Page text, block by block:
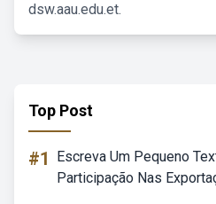
dsw.aau.edu.et.
Top Post
#1
Escreva Um Pequeno
Participação Nas